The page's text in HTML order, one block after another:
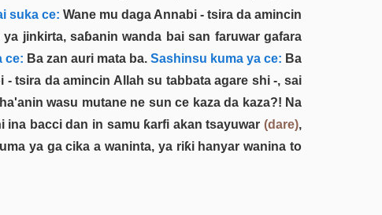
suka ce: Wane mu daga Annabi - tsira da amincin
jinkirta, saɓanin wanda bai san faruwar gafara
ce: Ba zan auri mata ba.Sashinsu kuma ya ce: Ba
tsira da amincin Allah su tabbata agare shi -, sai
wasu mutane ne sun ce kaza da kaza?! Na
ina bacci dan in samu ƙarfi akan tsayuwar (dare),
ya ga cika a waninta, ya riƙi hanyar wanina to